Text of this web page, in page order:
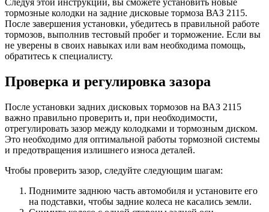
Следуя этой инструкции, вы сможете установить новые
тормозные колодки на задние дисковые тормоза ВАЗ 2115.
После завершения установки, убедитесь в правильной работе
тормозов, выполнив тестовый пробег и торможение. Если вы
не уверены в своих навыках или вам необходима помощь,
обратитесь к специалисту.
Проверка и регулировка зазора
После установки задних дисковых тормозов на ВАЗ 2115
важно правильно проверить и, при необходимости,
отрегулировать зазор между колодками и тормозным диском.
Это необходимо для оптимальной работы тормозной системы
и предотвращения излишнего износа деталей.
Чтобы проверить зазор, следуйте следующим шагам:
Поднимите заднюю часть автомобиля и установите его
на подставки, чтобы задние колеса не касались земли.